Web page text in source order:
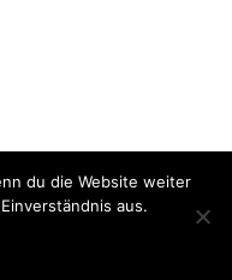
du die Website weiter
aus.